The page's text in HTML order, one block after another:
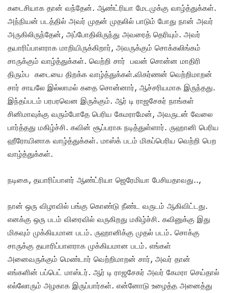
கடைசியாக தான் வந்தேன். ஆண்ட்ரியா மேடமுக்கு வாழ்த்துக்கள்.
அந்நியன் படத்தில் அவர் முதன் முதலில் பாடும் போது நான் அவர்
அருகிலிருந்தேன், அப்போதிலிருந்து அவரைத் தெரியும். அவர்
தயாரிப்பாளராக மாறியிருக்கிறார், அவருக்கும் சொக்கலிங்கம்
சாருக்கும் வாழ்த்துக்கள். வெற்றி சார் பவன் சொன்ன மாதிரி
திரும்ப கடையை திறக்க வாழ்த்துக்கள்.விகர்ணன் வெற்றிமாறன்
சார் சாயலே இல்லாமல் கதை சொன்னார், ஆச்சரியமாக இருந்தது.
இந்தப்படம் பரபரவென இருக்கும். ஆர் டி ராஜசேகர் நாங்கள்
சினிமாவுக்கு வரும்போதே பெரிய கேமராமேன், அவருடன் வேலை
பார்த்தது மகிழ்ச்சி. கவின் சூப்பராக நடித்துள்ளார். ருஹானி பெரிய
ஹீரோயினாக வாழ்த்துக்கள். மாஸ்க் படம் மிகப்பெரிய வெற்றி பெற
வாழ்த்துக்கள்.
நடிகை, தயாரிப்பாளர் ஆண்ட்ரியா ஜெரேமியா பேசியதாவது..,
நான் ஒரு விழாவில் பங்கு கொண்டு நீண்ட வருடம் ஆகிவிட்டது.
எனக்கு ஒரு படம் விரைவில் வருகிறது மகிழ்ச்சி. கவினுக்கு இது
மிகவும் முக்கியமான படம். ருஹானிக்கு முதல் படம். சொக்கு
சாருக்கு தயாரிப்பாளராக முக்கியமான படம். எங்கள்
அனைவருக்கும் மெண்டார் வெற்றிமாறன் சார், அவர் தான்
எங்களின் பப்பெட் மாஸ்டர். ஆர் டி ராஜசேகர் அவர் கேமரா செய்தால்
எல்லோரும் அழகாக இருப்பார்கள். என்னோடு உழைத்த அனைத்து